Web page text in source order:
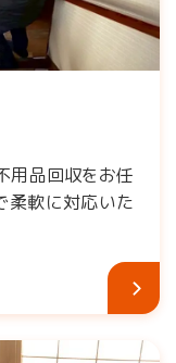
用品回収をお任
柔軟に対応いた